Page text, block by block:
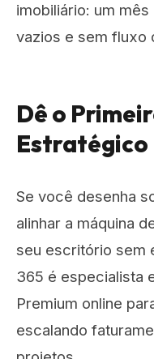
imobiliário: um
vazios e sem fluxo
Dê o
Estratégico
Se você desenha
alinhar a máquina
seu escritório sem
365 é especialista
Premium online
escalando